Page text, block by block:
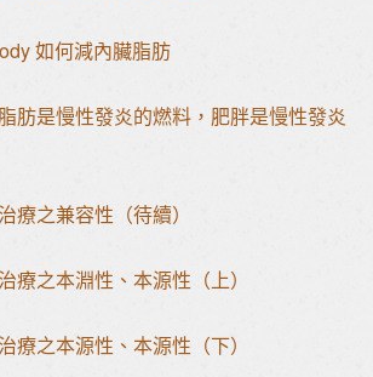
如何減內臟脂肪
肪是慢性發炎的燃料，肥胖是慢性發炎
療之兼容性（待續）
療之本淵性、本源性（上）
療之本源性、本源性（下）